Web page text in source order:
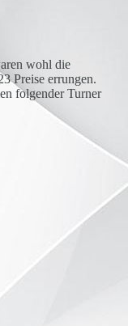
wohl die
Preise errungen.
folgender Turner